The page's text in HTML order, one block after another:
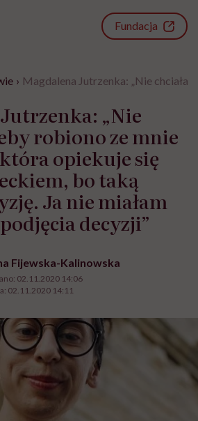
Fundacja
› Magdalena Jutrzenka: „Nie
„Nie
robiono ze mnie
opiekuje się
bo taką
Ja nie miałam
decyzji”
Fijewska-Kalinowska
02.11.2020 14:06
02.11.2020 14:11